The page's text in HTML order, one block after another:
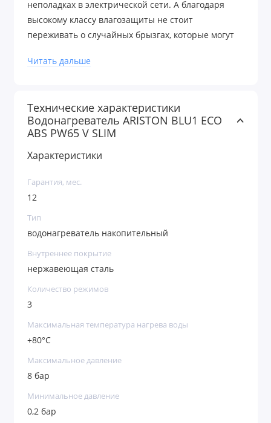
неполадках в электрической сети. А благодаря
высокому классу влагозащиты не стоит
переживать о случайных брызгах, которые могут
Читать дальше
Технические характеристики
Водонагреватель ARISTON BLU1 ECO
ABS PW65 V SLIM
Характеристики
Гарантия, мес.
12
Тип
водонагреватель накопительный
Внутреннее покрытие
нержавеющая сталь
Количество режимов
3
Максимальная температура нагрева воды
+80°C
Максимальное давление
8 бар
Минимальное давление
0,2 бар